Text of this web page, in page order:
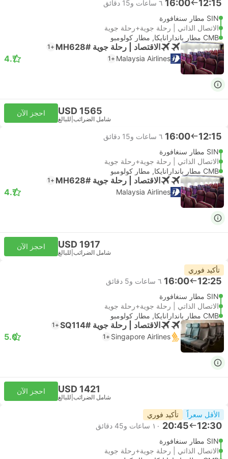
12:15
16:00 ٦ ساعات و‫15 دقائق
SIN مطار سنغافورة
الاتصال الذاتي | رحلة جوية+رحلة جوية
CMB مطار باندارانايكا, مطار كولومبو
الاقتصاد | رحلة جوية #MH628 +1
Malaysia Airlines
+1
4.7
USD 1565
شامل الضرائب للبالغ
احجز الآن
12:15
16:00 ٦ ساعات و‫15 دقائق
SIN مطار سنغافورة
الاتصال الذاتي | رحلة جوية+رحلة جوية
CMB مطار باندارانايكا, مطار كولومبو
الاقتصاد | رحلة جوية #MH628 +1
Malaysia Airlines
4.7
USD 1917
شامل الضرائب للبالغ
احجز الآن
تأكيد فوري
12:25
16:00 ٦ ساعات و‫5 دقائق
SIN مطار سنغافورة
الاتصال الذاتي | رحلة جوية+رحلة جوية
CMB مطار باندارانايكا, مطار كولومبو
الاقتصاد | رحلة جوية #SQ114 +1
Singapore Airlines
+1
5.0
USD 1421
شامل الضرائب للبالغ
احجز الآن
الأقل سعراً تأكيد فوري
12:30
20:45 ١٠ ساعات و‫45 دقائق
SIN مطار سنغافورة
الاتصال الذاتي | رحلة جوية+رحلة جوية